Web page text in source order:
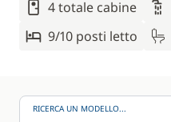
4 totale cabine
9/10 posti letto
RICERCA UN MODELLO...